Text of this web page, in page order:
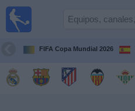
FIFA Copa Mundial 2026
Guía de
Televisados